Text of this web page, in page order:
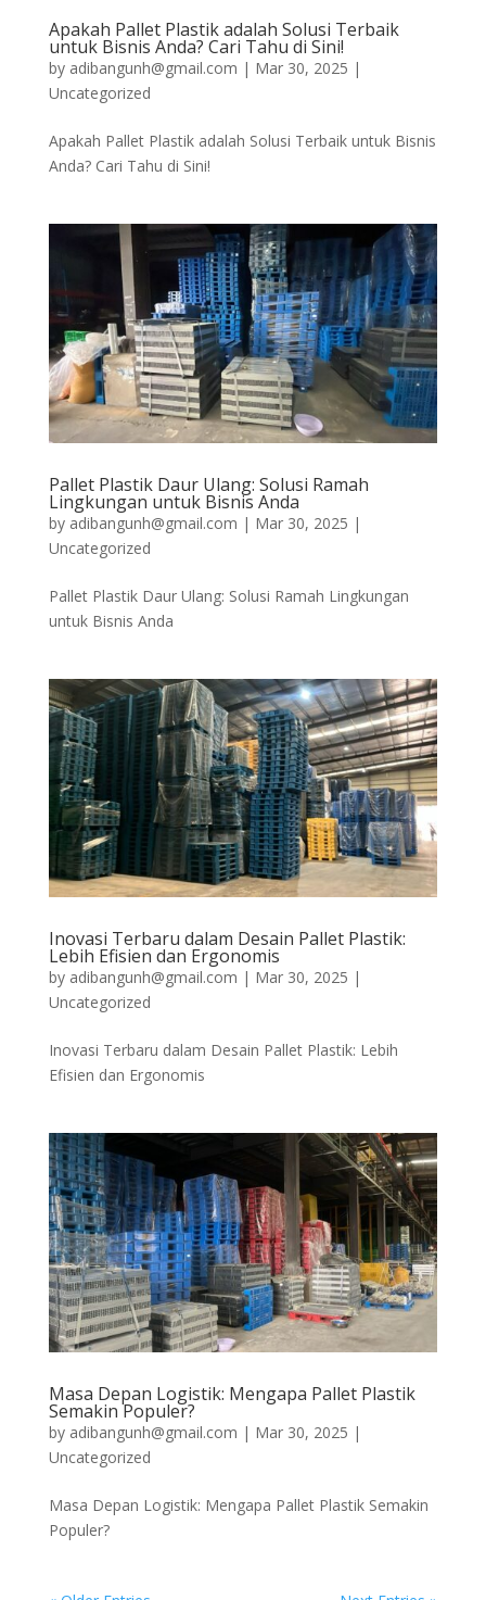
Apakah Pallet Plastik adalah Solusi Terbaik
untuk Bisnis Anda? Cari Tahu di Sini!
by adibangunh@gmail.com | Mar 30, 2025 |
Uncategorized
Apakah Pallet Plastik adalah Solusi Terbaik untuk Bisnis
Anda? Cari Tahu di Sini!
Pallet Plastik Daur Ulang: Solusi Ramah
Lingkungan untuk Bisnis Anda
by adibangunh@gmail.com | Mar 30, 2025 |
Uncategorized
Pallet Plastik Daur Ulang: Solusi Ramah Lingkungan
untuk Bisnis Anda
Inovasi Terbaru dalam Desain Pallet Plastik:
Lebih Efisien dan Ergonomis
by adibangunh@gmail.com | Mar 30, 2025 |
Uncategorized
Inovasi Terbaru dalam Desain Pallet Plastik: Lebih
Efisien dan Ergonomis
Masa Depan Logistik: Mengapa Pallet Plastik
Semakin Populer?
by adibangunh@gmail.com | Mar 30, 2025 |
Uncategorized
Masa Depan Logistik: Mengapa Pallet Plastik Semakin
Populer?